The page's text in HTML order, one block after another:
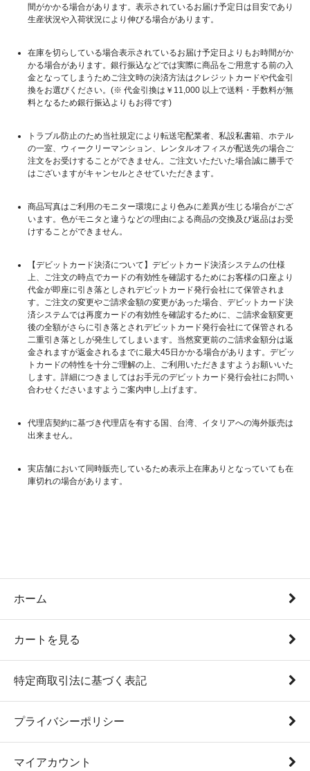
間がかかる場合があります。表示されているお届け予定日は目安であり
生産状況や入荷状況により伸びる場合があります。
在庫を切らしている場合表示されているお届け予定日よりもお時間がか
かる場合があります。銀行振込などでは実際に商品をご用意する前の入
金となってしまうためご注文時の決済方法はクレジットカードや代金引
換をお選びください。(※ 代金引換は￥11,000 以上で送料・手数料が無
料となるため銀行振込よりもお得です)
トラブル防止のため当社規定により転送宅配業者、私設私書箱、ホテル
の一室、ウィークリーマンション、レンタルオフィスが配送先の場合ご
注文をお受けすることができません。ご注文いただいた場合誠に勝手で
はございますがキャンセルとさせていただきます。
商品写真はご利用のモニター環境により色みに差異が生じる場合がござ
います。色がモニタと違うなどの理由による商品の交換及び返品はお受
けすることができません。
【デビットカード決済について】デビットカード決済システムの仕様
上、ご注文の時点でカードの有効性を確認するためにお客様の口座より
代金が即座に引き落としされデビットカード発行会社にて保管されま
す。ご注文の変更やご請求金額の変更があった場合、デビットカード決
済システムでは再度カードの有効性を確認するために、ご請求金額変更
後の全額がさらに引き落とされデビットカード発行会社にて保管される
二重引き落としが発生してしまいます。当然変更前のご請求金額分は返
金されますが返金されるまでに最大45日かかる場合があります。デビッ
トカードの特性を十分ご理解の上、ご利用いただきますようお願いいた
します。詳細につきましてはお手元のデビットカード発行会社にお問い
合わせくださいますようご案内申し上げます。
代理店契約に基づき代理店を有する国、台湾、イタリアへの海外販売は
出来ません。
実店舗において同時販売しているため表示上在庫ありとなっていても在
庫切れの場合があります。
ホーム
カートを見る
特定商取引法に基づく表記
プライバシーポリシー
マイアカウント